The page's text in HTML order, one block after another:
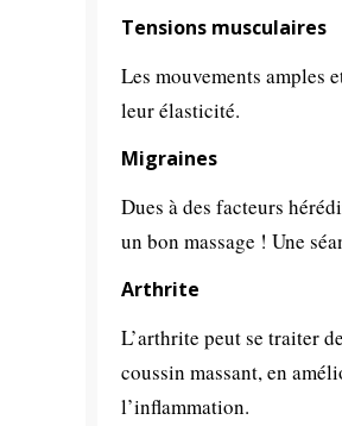
Tensions musculaires
Les mouvements amples
leur élasticité.
Migraines
Dues à des facteurs
un bon massage ! Une
Arthrite
L’arthrite peut se traiter
coussin massant, en
l’inflammation.